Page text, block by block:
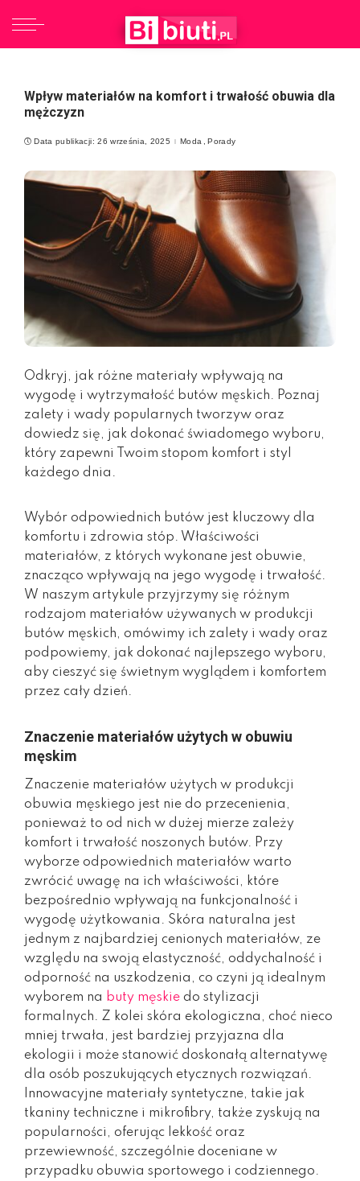
Wpływ materiałów na komfort i trwałość obuwia dla
mężczyzn
Data publikacji: 26 września, 2025 Moda Porady
Odkryj, jak różne materiały wpływają na
wygodę i wytrzymałość butów męskich. Poznaj
zalety i wady popularnych tworzyw oraz
dowiedz się, jak dokonać świadomego wyboru,
który zapewni Twoim stopom komfort i styl
każdego dnia.
Wybór odpowiednich butów jest kluczowy dla
komfortu i zdrowia stóp. Właściwości
materiałów, z których wykonane jest obuwie,
znacząco wpływają na jego wygodę i trwałość.
W naszym artykule przyjrzymy się różnym
rodzajom materiałów używanych w produkcji
butów męskich, omówimy ich zalety i wady oraz
podpowiemy, jak dokonać najlepszego wyboru,
aby cieszyć się świetnym wyglądem i komfortem
przez cały dzień.
Znaczenie materiałów użytych w obuwiu
męskim
Znaczenie materiałów użytych w produkcji
obuwia męskiego jest nie do przecenienia,
ponieważ to od nich w dużej mierze zależy
komfort i trwałość noszonych butów. Przy
wyborze odpowiednich materiałów warto
zwrócić uwagę na ich właściwości, które
bezpośrednio wpływają na funkcjonalność i
wygodę użytkowania. Skóra naturalna jest
jednym z najbardziej cenionych materiałów, ze
względu na swoją elastyczność, oddychalność i
odporność na uszkodzenia, co czyni ją idealnym
wyborem na buty męskie do stylizacji
formalnych. Z kolei skóra ekologiczna, choć nieco
mniej trwała, jest bardziej przyjazna dla
ekologii i może stanowić doskonałą alternatywę
dla osób poszukujących etycznych rozwiązań.
Innowacyjne materiały syntetyczne, takie jak
tkaniny techniczne i mikrofibry, także zyskują na
popularności, oferując lekkość oraz
przewiewność, szczególnie doceniane w
przypadku obuwia sportowego i codziennego.